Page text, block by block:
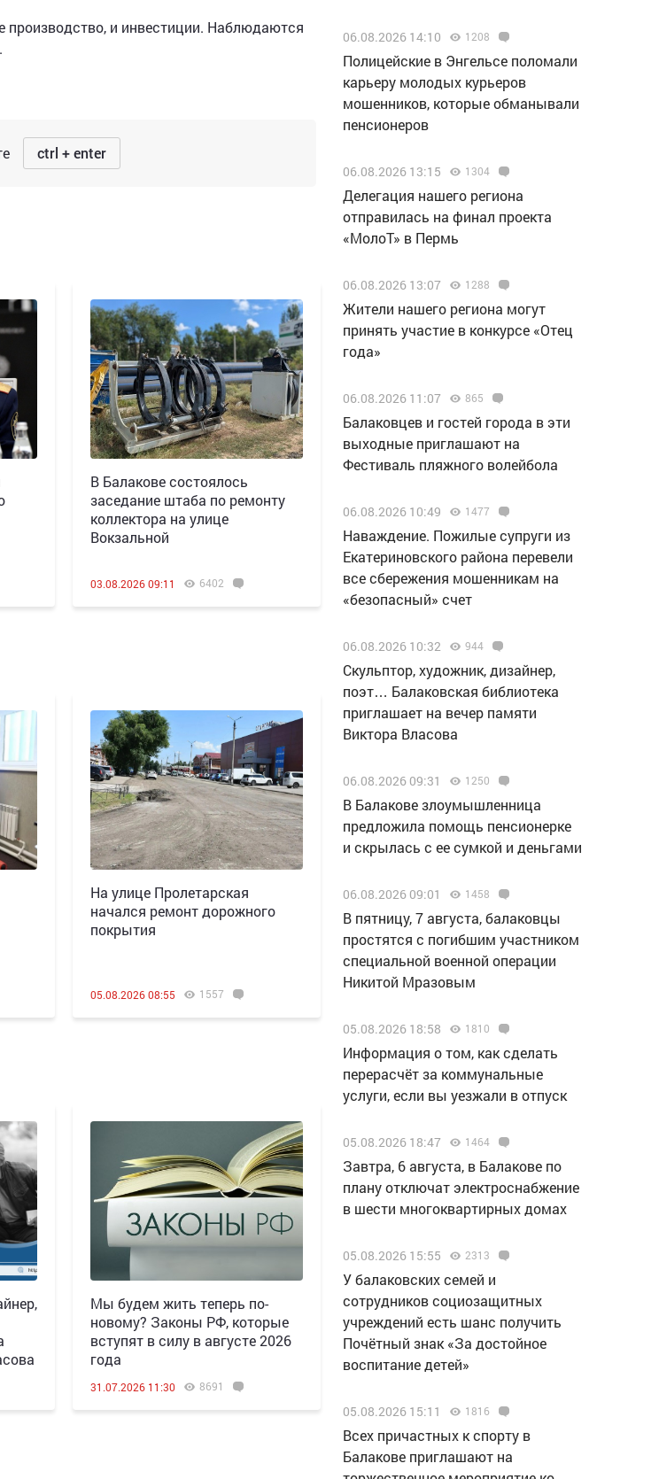
и инвестиции. Наблюдаются
ctrl + enter
В Балакове состоялось
заседание штаба по ремонту
коллектора на улице
Вокзальной
03.08.2026 09:11 6402
На улице Пролетарская
начался ремонт дорожного
покрытия
05.08.2026 08:55 1557
Мы будем жить теперь по-
новому? Законы РФ, которые
вступят в силу в августе 2026
года
31.07.2026 11:30 8691
06.08.2026 14:10 1208
Полицейские в Энгельсе поломали
карьеру молодых курьеров
мошенников, которые обманывали
пенсионеров
06.08.2026 13:15 1304
Делегация нашего региона
отправилась на финал проекта
«МолоТ» в Пермь
06.08.2026 13:07 1288
Жители нашего региона могут
принять участие в конкурсе «Отец
года»
06.08.2026 11:07 865
Балаковцев и гостей города в эти
выходные приглашают на
Фестиваль пляжного волейбола
06.08.2026 10:49 1477
Наваждение. Пожилые супруги из
Екатериновского района перевели
все сбережения мошенникам на
«безопасный» счет
06.08.2026 10:32 944
Скульптор, художник, дизайнер,
поэт… Балаковская библиотека
приглашает на вечер памяти
Виктора Власова
06.08.2026 09:31 1250
В Балакове злоумышленница
предложила помощь пенсионерке
и скрылась с ее сумкой и деньгами
06.08.2026 09:01 1458
В пятницу, 7 августа, балаковцы
простятся с погибшим участником
специальной военной операции
Никитой Мразовым
05.08.2026 18:58 1810
Информация о том, как сделать
перерасчёт за коммунальные
услуги, если вы уезжали в отпуск
05.08.2026 18:47 1464
Завтра, 6 августа, в Балакове по
плану отключат электроснабжение
в шести многоквартирных домах
05.08.2026 15:55 2313
У балаковских семей и
сотрудников социозащитных
учреждений есть шанс получить
Почётный знак «За достойное
воспитание детей»
05.08.2026 15:11 1816
Всех причастных к спорту в
Балакове приглашают на